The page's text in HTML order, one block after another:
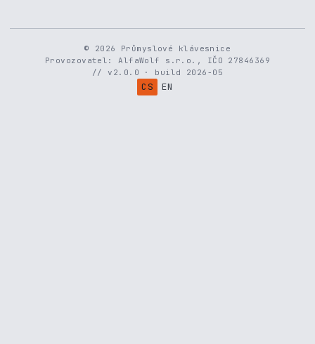
© 2026 Průmyslové klávesnice
Provozovatel: AlfaWolf s.r.o., IČO 27846369
// v2.0.0 · build 2026-05
CS EN